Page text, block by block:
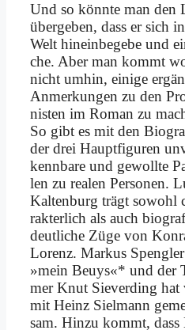
Und so könn­te man den
über­ge­ben, dass er sich
Welt hin­ein­be­ge­be und
che. Aber man kommt
nicht um­hin, ei­ni­ge
An­mer­kun­gen zu den
ni­sten im Ro­man zu
So gibt es mit den
der drei Haupt­fi­gu­ren
kenn­ba­re und ge­woll­te
len zu rea­len Per­so­nen.
Kal­ten­burg trägt so­wohl
rak­ter­lich als auch
deut­li­che Zü­ge von
Lo­renz. Mar­kus
»mein Beu­ys«* und
mer Knut Sie­ver­ding hat
mit Heinz Siel­mann
sam. Hin­zu kommt,